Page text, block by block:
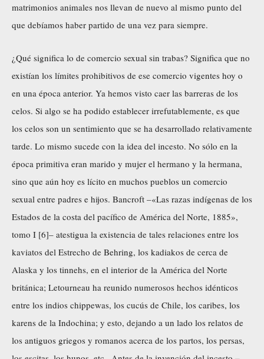
matrimonios animales nos llevan de nuevo al mismo punto del
que debíamos haber partido de una vez para siempre.
¿Qué significa lo de comercio sexual sin trabas? Significa que no
existían los límites prohibitivos de ese comercio vigentes hoy o
en una época anterior. Ya hemos visto caer las barreras de los
celos. Si algo se ha podido establecer irrefutablemente, es que
los celos son un sentimiento que se ha desarrollado relativamente
tarde. Lo mismo sucede con la idea del incesto. No sólo en la
época primitiva eran marido y mujer el hermano y la hermana,
sino que aún hoy es lícito en muchos pueblos un comercio
sexual entre padres e hijos. Bancroft –«Las razas indígenas de los
Estados de la costa del pacífico de América del Norte, 1885»,
tomo I [6]– atestigua la existencia de tales relaciones entre los
kaviatos del Estrecho de Behring, los kadiakos de cerca de
Alaska y los tinnehs, en el interior de la América del Norte
británica; Letourneau ha reunido numerosos hechos idénticos
entre los indios chippewas, los cucús de Chile, los caribes, los
karens de la Indochina; y esto, dejando a un lado los relatos de
los antiguos griegos y romanos acerca de los partos, los persas,